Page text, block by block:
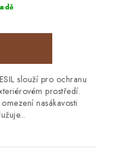
slouží pro ochranu
prostředí.
nasákavosti